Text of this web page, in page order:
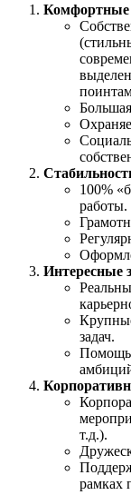
Комфортные
100%
работы.
Интересные
задач.
Помощь
т.д.).
рамках